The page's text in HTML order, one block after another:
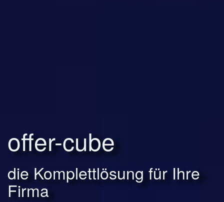
offer-cube
die Komplettlösung für Ihre
Firma